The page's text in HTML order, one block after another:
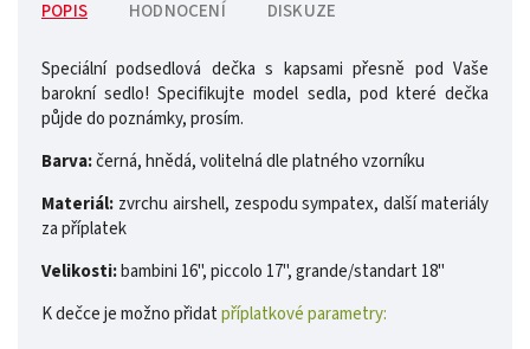
POPIS HODNOCENÍ DISKUZE
Speciální podsedlová dečka s kapsami přesně pod Vaše
barokní sedlo! Specifikujte model sedla, pod které dečka
půjde do poznámky, prosím.
Barva:černá, hnědá, volitelná dle platného vzorníku
Materiál: zvrchu airshell, zespodu sympatex, další materiály
za příplatek
Velikosti:bambini 16", piccolo 17", grande/standart 18"
K dečce je možno přidatpříplatkové parametry: